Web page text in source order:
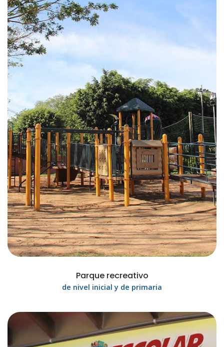
Parque recreativo
de nivel inicial y de primaria